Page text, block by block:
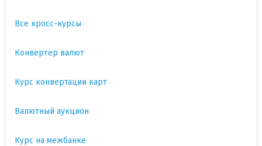
Все кросс-курсы
Конвертер валют
Курс конвертации карт
Валютный аукцион
Курс на межбанке